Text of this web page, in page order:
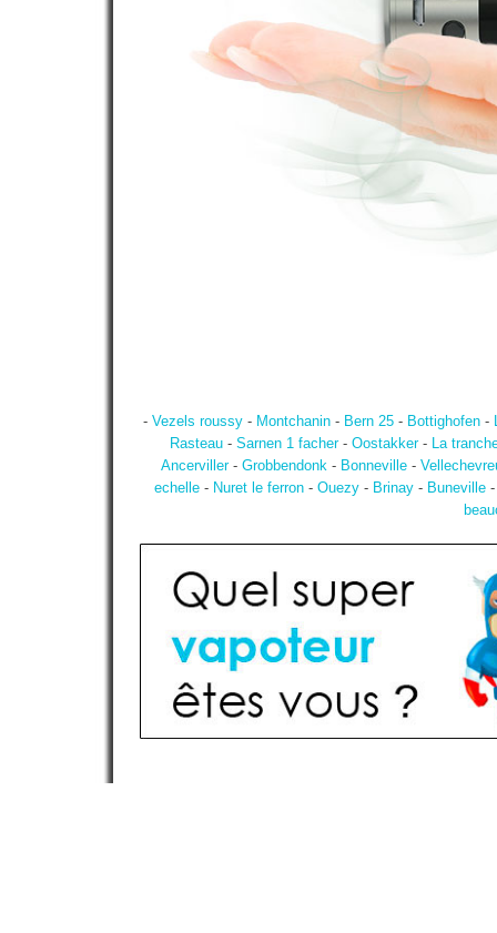
- Vezels roussy - Montchanin - Bern 25 - Bottighofen -
Rasteau - Sarnen 1 facher- Oostakker- La
Ancerviller- Grobbendonk- Bonneville-
echelle - Nuret le ferron - Ouezy - Brinay - Buneville